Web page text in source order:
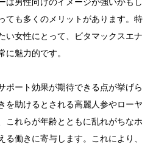
ても多くのメリットがあります。特
い女性にとって、ビタマックスエナ
に魅力的です。
ポート効果が期待できる点が挙げら
を助けるとされる高麗人参やローヤ
これらが年齢とともに乱れがちなホ
る働きに寄与します。これにより、